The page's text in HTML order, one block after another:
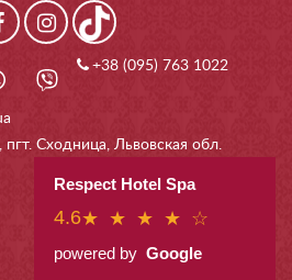
+38 (095) 763 1022
Сходница, Львовская обл.
Respect Hotel Spa
4.6★ ★ ★ ★ ☆
powered by Google